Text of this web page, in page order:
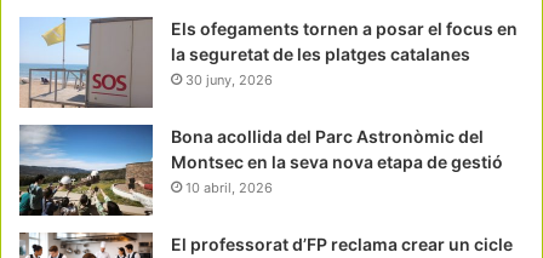
Els ofegaments tornen a posar el focus en
la seguretat de les platges catalanes
30 juny, 2026
Bona acollida del Parc Astronòmic del
Montsec en la seva nova etapa de gestió
10 abril, 2026
El professorat d’FP reclama crear un cicle